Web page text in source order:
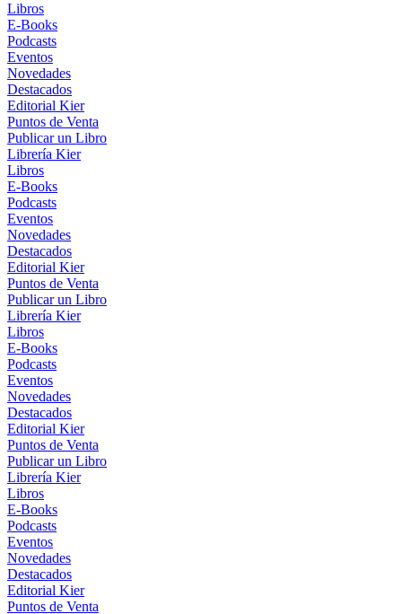
Libros
E-Books
Podcasts
Eventos
Novedades
Destacados
Editorial Kier
Puntos de Venta
Publicar un Libro
Librería Kier
Libros
E-Books
Podcasts
Eventos
Novedades
Destacados
Editorial Kier
Puntos de Venta
Publicar un Libro
Librería Kier
Libros
E-Books
Podcasts
Eventos
Novedades
Destacados
Editorial Kier
Puntos de Venta
Publicar un Libro
Librería Kier
Libros
E-Books
Podcasts
Eventos
Novedades
Destacados
Editorial Kier
Puntos de Venta